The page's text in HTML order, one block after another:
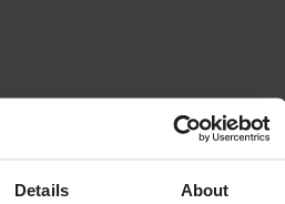
Details About